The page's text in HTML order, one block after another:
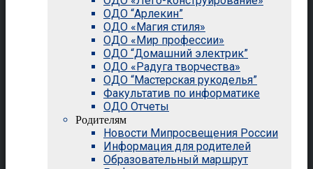
ОДО “Арлекин”
ОДО «Магия стиля»
ОДО «Мир профессии»
ОДО “Домашний электрик”
ОДО «Радуга творчества»
ОДО “Мастерская рукоделья”
Факультатив по информатике
ОДО Отчеты
Родителям
Новости Мипросвещения России
Информация для родителей
Образовательный маршрут